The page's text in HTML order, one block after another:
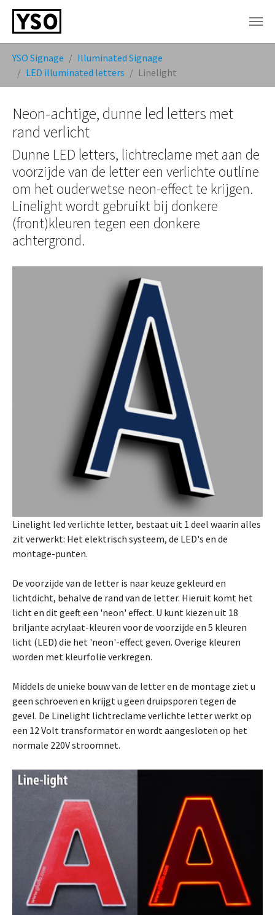
YSO Signage
Illuminated Signage
LED illuminated letters
Linelight
Neon-achtige, dunne led letters met
rand verlicht
Dunne LED letters, lichtreclame met aan de
voorzijde van de letter een verlichte outline
om het ouderwetse neon-effect te krijgen.
Linelight wordt gebruikt bij donkere
(front)kleuren tegen een donkere
achtergrond.
Linelight led verlichte letter, bestaat uit 1 deel waarin alles
zit verwerkt: Het elektrisch systeem, de LED's en de
montage-punten.
De voorzijde van de letter is naar keuze gekleurd en
lichtdicht, behalve de rand van de letter. Hieruit komt het
licht en dit geeft een 'neon' effect. U kunt kiezen uit 18
briljante acrylaat-kleuren voor de voorzijde en 5 kleuren
licht (LED) die het 'neon'-effect geven. Overige kleuren
worden met kleurfolie verkregen.
Middels de unieke bouw van de letter en de montage ziet u
geen schroeven en krijgt u geen druipsporen tegen de
gevel. De Linelight lichtreclame verlichte letter werkt op
een 12 Volt transformator en wordt aangesloten op het
normale 220V stroomnet.